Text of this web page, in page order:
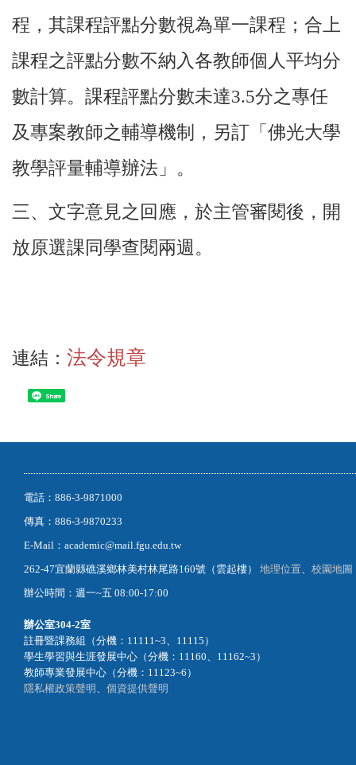
程，其課程評點分數視為單一課程；合上
課程之評點分數不納入各教師個人平均分
數計算。課程評點分數未達3.5分之專任
及專案教師之輔導機制，另訂「佛光大學
教學評量輔導辦法」。
三、文字意見之回應，於主管審閱後，開
放原選課同學查閱兩週。
連結： 法令規章
Share
電話：886-3-9871000
傳真：886-3-9870233
E-Mail：academic@mail.fgu.edu.tw
262-47宜蘭縣礁溪鄉林美村林尾路160號（雲起樓） 地理位置、 校園地圖
辦公時間：週一~五 08:00-17:00
辦公室304-2室
註冊暨課務組（分機：11111~3、11115）
學生學習與生涯發展中心（分機：11160、11162~3）
教師專業發展中心（分機：11123~6）
隱私權政策聲明 、 個資提供聲明